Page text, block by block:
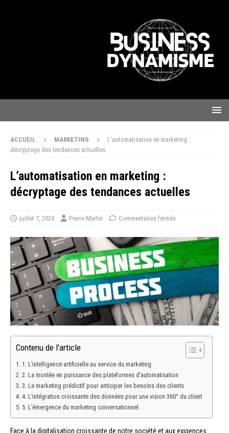
ACCUEIL MARKETING
L’automatisation en marketing :
décryptage des tendances actuelles
L’automatisation en marketing :
décryptage des tendances actuelles
juillet 7, 2024 Pierre Martin Commentaires fermés
Contenu de l'article
1. L’intelligence artificielle au service du marketing
2. La montée en puissance des plateformes d’automatisation
3. Le marketing prédictif pour anticiper les besoins des clients
4. L’intégration croissante des données pour une vision 360° du client
5. L’émergence du marketing conversationnel
Face à la digitalisation croissante de notre société et aux exigences